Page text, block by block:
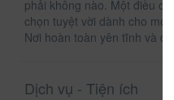
phải không nào. Một điều
chọn tuyệt vời dành cho mọi
Nơi hoàn toàn yên tĩnh và
Dịch vụ - Tiện ích